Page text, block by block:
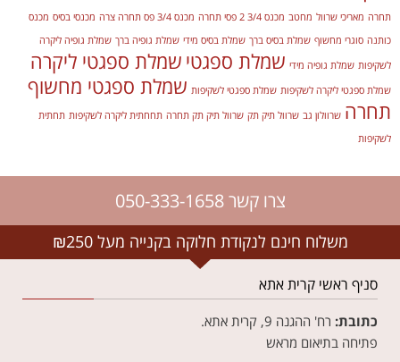
תחרה מאריכי שרוול מחטב מכנס 3/4 2 פסי תחרה מכנס 3/4 פס תחרה צרה מכנסי בסיס מכנס
כותנה סוגרי מחשוף שמלת בסיס ברך שמלת בסיס מידי שמלת גופיה ברך שמלת גופיה ליקרה
לשקיפות שמלת גופיה מידי שמלת ספגטי שמלת ספגטי ליקרה
שמלת ספגטי ליקרה לשקיפות שמלת ספגטי לשקיפות שמלת ספגטי מחשוף
תחרה שרוולון גב שרוול תיק תק שרוול תיק תק תחרה תחחתית ליקרה לשקיפות תחתית
לשקיפות
צרו קשר 050-333-1658
משלוח חינם לנקודת חלוקה בקנייה מעל ₪250
סניף ראשי קרית אתא
כתובת: רח' ההגנה 9, קרית אתא.
פתיחה בתיאום מראש